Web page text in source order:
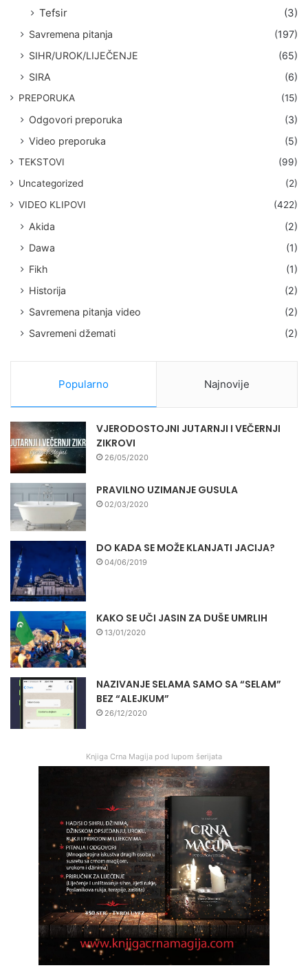
Tefsir
(3)
Savremena pitanja
(197)
SIHR/UROK/LIJEČENJE
(65)
SIRA
(6)
PREPORUKA (15)
Odgovori preporuka
(3)
Video preporuka
(5)
TEKSTOVI
(99)
Uncategorized
(2)
VIDEO KLIPOVI
(422)
Akida
(2)
Dawa
(1)
Fikh
(1)
Historija
(2)
Savremena pitanja video
(2)
Savremeni džemati
(2)
Popularno Najnovije
VJERODOSTOJNI JUTARNJI I VEČERNJI
ZIKROVI
26/05/2020
PRAVILNO UZIMANJE GUSULA
02/03/2020
DO KADA SE MOŽE KLANJATI JACIJA?
04/06/2019
KAKO SE UČI JASIN ZA DUŠE UMRLIH
13/01/2020
NAZIVANJE SELAMA SAMO SA “SELAM”
BEZ “ALEJKUM”
26/12/2020
Knjiga Crna Magija pod lupom šerijata